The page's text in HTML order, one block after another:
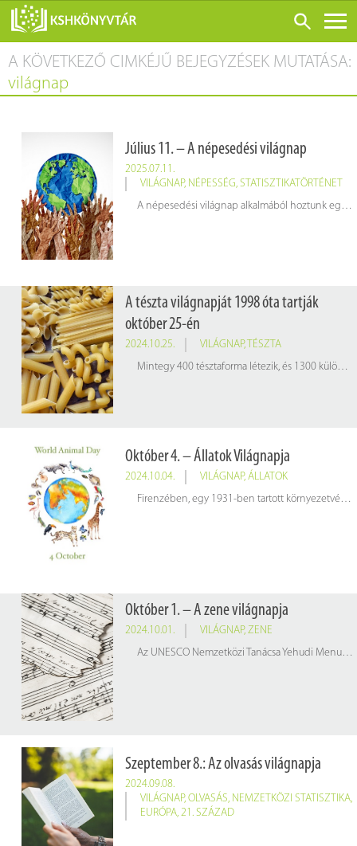
ONLINE KATALÓGUS
RÓLUNK
SZOLGÁLTATÁSOK
KONFERENCIÁK
ADATBÁZISOK
BLOG
A KÖVETKEZŐ CIMKÉJŰ BEJEGYZÉSEK MUTATÁSA:
világnap
Július 11. – A népesedési világnap
2025.07.11.
VILÁGNAP, NÉPESSÉG, STATISZTIKATÖRTÉNET
A népesedési világnap alkalmából hoztunk egy érdekes infografikát, ami azt mutatja be, hogy az emberiség története során hány ember élhetett a Földön ez idáig.
A tészta világnapját 1998 óta tartják
október 25-én
2024.10.25. VILÁGNAP,
TÉSZTA
Mintegy 400 tésztaforma létezik, és 1300 különböző név tartozik hozzájuk. Olaszországban az egyes régiók máshogy nevezik ugyanazokat a száraztésztákat, de a méretük alapján is megkülönböztetik azokat. A többségük mégis ugyanabból az összetevőből, durumlisztből, vízből és sóból áll.
Október 4. – Állatok Világnapja
2024.10.04. VILÁGNAP, ÁLLATOK
Firenzében, egy 1931-ben tartott környezetvédelmi konferencia keretén belül merült fel először az Állatok Világnapjának (World Animal Day) gondolata. Az október 4. pedig azért lett a kiválasztott nap, mert ez Assisi Szent Ferenc halálának napja, egyúttal emléknapja is. Ez a nap tisztelgés az állatok védőszentje, Assisi Szent Ferenc előtt, aki már a 13. század elején azt hirdette, hogy mindent szeretnünk kell, ami körülvesz minket, legyen az élő vagy élettelen.
Október 1. – A zene világnapja
2024.10.01. VILÁGNAP, ZENE
Az UNESCO Nemzetközi Tanácsa Yehudi Menuhin kezdeményezésre 1975-ben emelte október 1-jét a zene világnapja rangjára. Ez a nap a zeneművészet legnagyobb alakjaira emlékeztet, valamint elősegíti a különböző kultúrák zenéinek jobb megismerését.
Szeptember 8.: Az olvasás világnapja
2024.09.08.
VILÁGNAP, OLVASÁS, NEMZETKÖZI STATISZTIKA,
EURÓPA, 21. SZÁZAD